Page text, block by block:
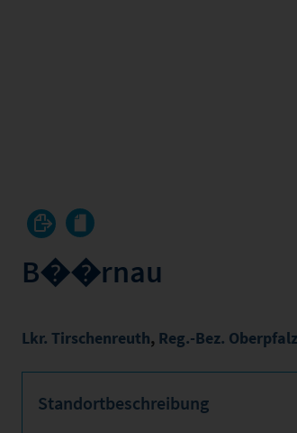
B��rnau
Lkr. Tirschenreuth, Reg.-Bez. Oberpfalz
Standortbeschreibung